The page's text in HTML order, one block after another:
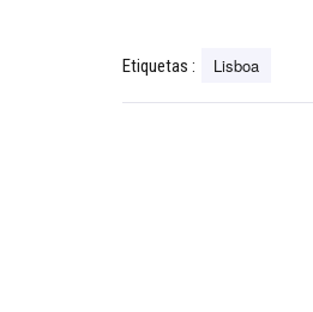
Etiquetas : Lisboa